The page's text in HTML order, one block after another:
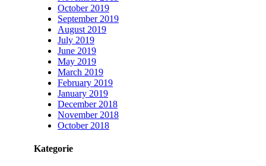
October 2019
September 2019
August 2019
July 2019
June 2019
May 2019
March 2019
February 2019
January 2019
December 2018
November 2018
October 2018
Kategorie